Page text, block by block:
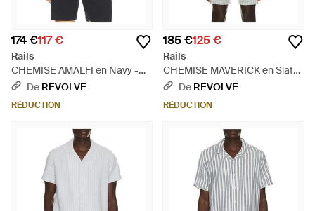
174 €117 €
Rails
CHEMISE AMALFI en Navy -
GrisDe REVOLVE
RÉDUCTION
185 €125 €
Rails
CHEMISE MAVERICK en Slate
- Multicolore
De REVOLVE
RÉDUCTION